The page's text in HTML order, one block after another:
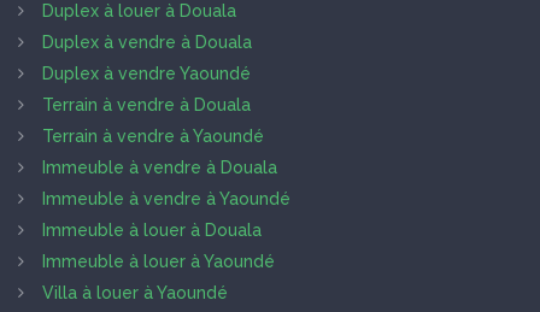
Duplex à louer à Douala
Duplex à vendre à Douala
Duplex à vendre Yaoundé
Terrain à vendre à Douala
Terrain à vendre à Yaoundé
Immeuble à vendre à Douala
Immeuble à vendre à Yaoundé
Immeuble à louer à Douala
Immeuble à louer à Yaoundé
Villa à louer à Yaoundé